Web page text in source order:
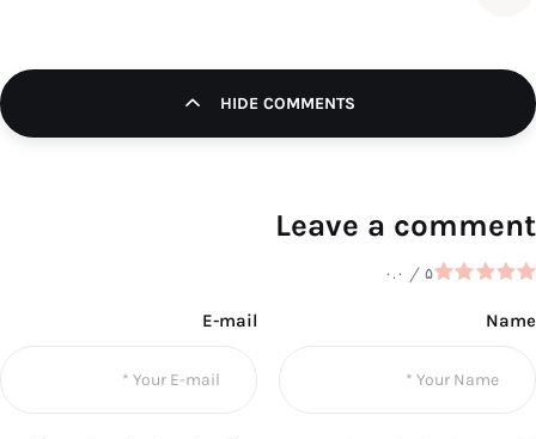
HIDE COMMENTS
Leave a comment
۰.۰ / ۵
Name
E-mail